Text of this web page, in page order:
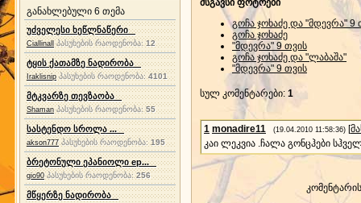
განახლებული 6 თემა
უძველესი ხეწლნაწერი
Ciallinall პასუხების რაოდენობა:12
ტყის ქათამზე ნადირობა
Iraklisnip პასუხების რაოდენობა: 4101
მტკვარზე თევზაობა
Shaman პასუხების რაოდენობა:55
სასტენდო სროლა ...
akson777 პასუხების რაოდენობა:195
ბრეტონული ეპანიოლი ep...
gio90 პასუხების რაოდენობა:256
მწყერზე ნადირობა
მსგავსი ფოტოები
გოჩა ჯოხაძე და "მდევრა" 9
გოჩა ჯოხაძე
"მდევრა" 9 თვის
გოჩა ჯოხაძე და "ლაბაშა"
"მდევრა" 9 თვის
სულ კომენტარები: 1
1 monadire11 (19.04.2010 11:58:36) [
კაი ლეკვია .ჩალა გონცჰები